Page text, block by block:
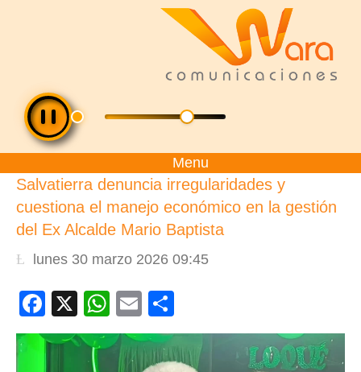
Menu
Salvatierra denuncia irregularidades y
cuestiona el manejo económico en la gestión
del Ex Alcalde Mario Baptista
lunes 30 marzo 2026 09:45
Facebook
X WhatsApp
Email